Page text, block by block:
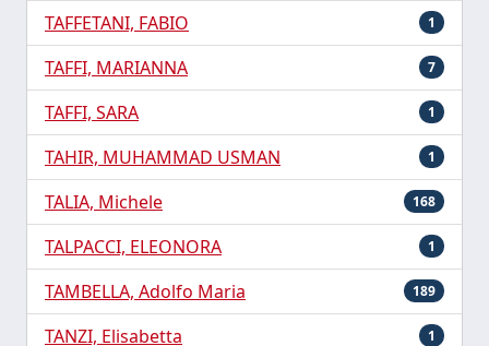
TAFFETANI, FABIO 1
TAFFI, MARIANNA 7
TAFFI, SARA 1
TAHIR, MUHAMMAD USMAN 1
TALIA, Michele 168
TALPACCI, ELEONORA 1
TAMBELLA, Adolfo Maria 189
TANZI, Elisabetta 1